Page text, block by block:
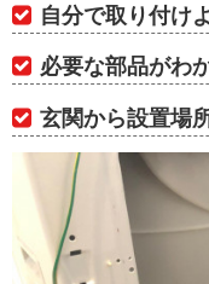
自分で取り付け
必要な部品がわ
玄関から設置場